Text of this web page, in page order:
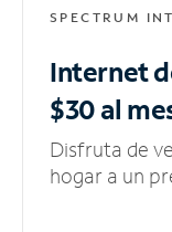
SPECTRUM
Internet
$30 al
Disfruta de
hogar a un